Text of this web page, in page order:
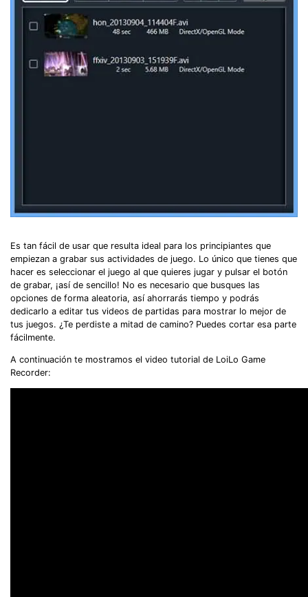
Es tan fácil de usar que resulta ideal para los principiantes que
empiezan a grabar sus actividades de juego. Lo único que tienes que
hacer es seleccionar el juego al que quieres jugar y pulsar el botón
de grabar, ¡así de sencillo! No es necesario que busques las
opciones de forma aleatoria, así ahorrarás tiempo y podrás
dedicarlo a editar tus videos de partidas para mostrar lo mejor de
tus juegos. ¿Te perdiste a mitad de camino? Puedes cortar esa parte
fácilmente.
A continuación te mostramos el video tutorial de LoiLo Game
Recorder:
Record Like a Pro, Edit
Record. Edit. Share. All with Filmora!
Got It Try It Now